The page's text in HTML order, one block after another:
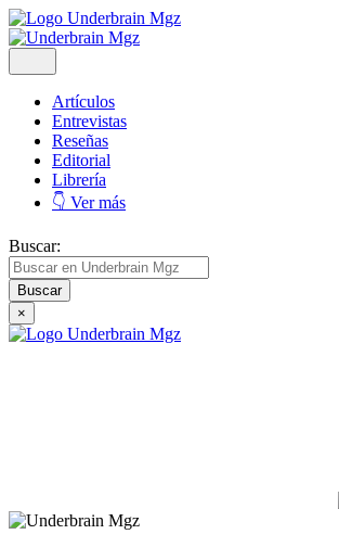
Artículos
Entrevistas
Reseñas
Editorial
Librería
👇 Ver más
Buscar:
×